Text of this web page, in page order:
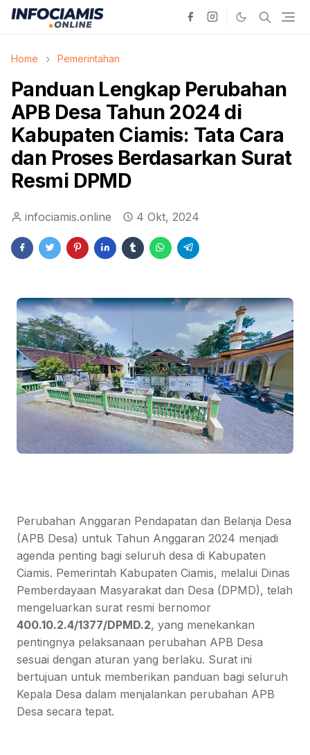
Home Pemerintahan
Panduan Lengkap Perubahan
APB Desa Tahun 2024 di
Kabupaten Ciamis: Tata Cara
dan Proses Berdasarkan Surat
Resmi DPMD
infociamis.online 4 Okt, 2024
Perubahan Anggaran Pendapatan dan Belanja Desa
(APB Desa) untuk Tahun Anggaran 2024 menjadi
agenda penting bagi seluruh desa di Kabupaten
Ciamis. Pemerintah Kabupaten Ciamis, melalui Dinas
Pemberdayaan Masyarakat dan Desa (DPMD), telah
mengeluarkan surat resmi bernomor
400.10.2.4/1377/DPMD.2, yang menekankan
pentingnya pelaksanaan perubahan APB Desa
sesuai dengan aturan yang berlaku. Surat ini
bertujuan untuk memberikan panduan bagi seluruh
Kepala Desa dalam menjalankan perubahan APB
Desa secara tepat.